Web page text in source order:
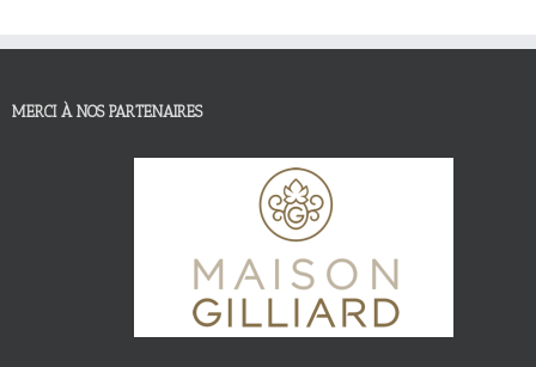
MERCI À NOS PARTENAIRES